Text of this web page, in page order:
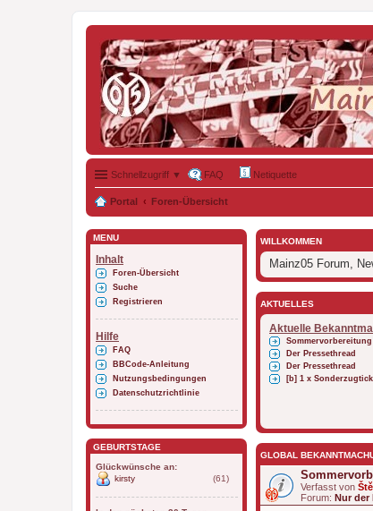
Schnellzugriff ▼ FAQ Netiquette
Portal Foren-Übersicht
WILLKOMMEN
Mainz05 Forum,
AKTUELLES
Aktuelle
Sommervorbereitung
Der Pressethread
Der Pressethread
[b] 1 x
GLOBAL
Verfasst von
Forum: Nur der
MENÜ
Inhalt
Foren-Übersicht
Suche
Registrieren
Hilfe
FAQ
BBCode-Anleitung
Nutzungsbedingungen
Datenschutzrichtlinie
GEBURTSTAGE
Glückwünsche an:
kirsty
(61)